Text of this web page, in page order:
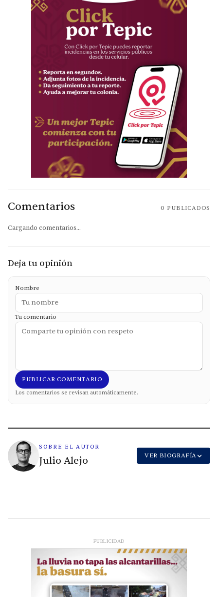
Comentarios 0 PUBLICADOS
Cargando comentarios...
Deja tu opinión
Nombre
Tu comentario
PUBLICAR COMENTARIO
Los comentarios se revisan automáticamente.
SOBRE EL AUTOR
Julio Alejo VER BIOGRAFÍA
PUBLICIDAD